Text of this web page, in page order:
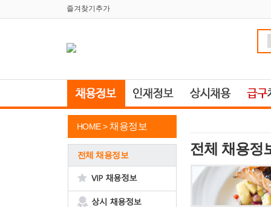
즐겨찾기추가
HOME > 채용정보
전체 채용정보 전체 채용정